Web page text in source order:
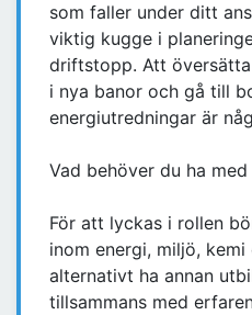
som faller under ditt
viktig kugge i
driftstopp. Att
i nya banor och gå till
energiutredningar är
Vad behöver du ha
För att lyckas i rollen
inom energi, miljö, kemi
alternativt ha annan
tillsammans med